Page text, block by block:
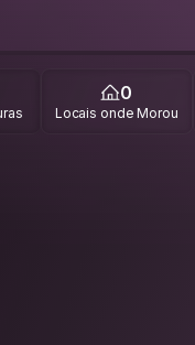
0
Locais onde Morou